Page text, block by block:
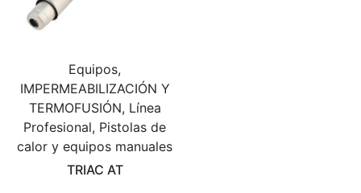
Equipos,
IMPERMEABILIZACIÓN Y
TERMOFUSIÓN, Línea
Profesional, Pistolas de
calor y equipos manuales
TRIAC AT